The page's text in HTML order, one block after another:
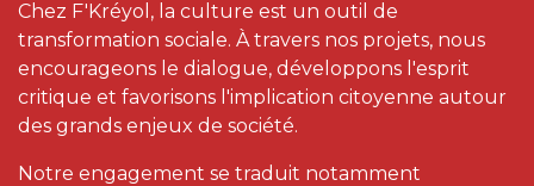
Chez F'Kréyol, la culture est un outil de
transformation sociale. À travers nos projets, nous
encourageons le dialogue, développons l'esprit
critique et favorisons l'implication citoyenne autour
des grands enjeux de société.
Notre engagement se traduit notamment